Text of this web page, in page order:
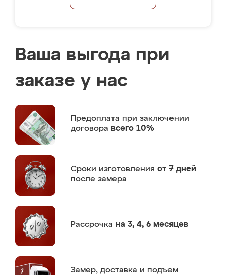
Ваша выгода при
заказе у нас
Предоплата при заключении
договора всего 10%
Сроки изготовления от 7 дней
после замера
Рассрочка на 3, 4, 6 месяцев
Замер, доставка и подъем